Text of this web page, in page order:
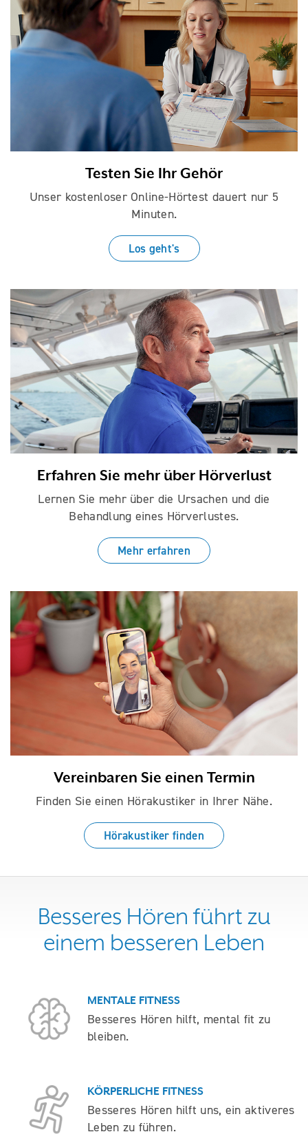
Testen Sie Ihr Gehör
Unser kostenloser Online-Hörtest dauert nur 5
Minuten.
Los geht's
Erfahren Sie mehr über Hörverlust
Lernen Sie mehr über die Ursachen und die
Behandlung eines Hörverlustes.
Mehr erfahren
Vereinbaren Sie einen Termin
Finden Sie einen Hörakustiker in Ihrer Nähe.
Hörakustiker finden
Besseres Hören führt zu
einem besseren Leben
MENTALE FITNESS
Besseres Hören hilft, mental fit zu
bleiben.
KÖRPERLICHE FITNESS
Besseres Hören hilft uns, ein aktiveres
Leben zu führen.